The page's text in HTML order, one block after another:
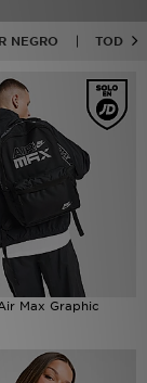
NEGRO TODO
Max Graphic